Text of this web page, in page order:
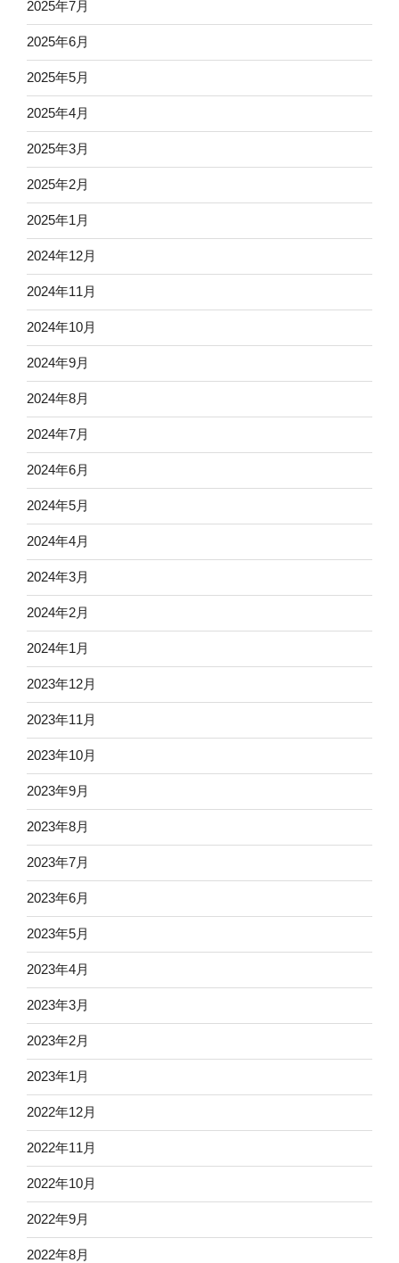
2025年7月
2025年6月
2025年5月
2025年4月
2025年3月
2025年2月
2025年1月
2024年12月
2024年11月
2024年10月
2024年9月
2024年8月
2024年7月
2024年6月
2024年5月
2024年4月
2024年3月
2024年2月
2024年1月
2023年12月
2023年11月
2023年10月
2023年9月
2023年8月
2023年7月
2023年6月
2023年5月
2023年4月
2023年3月
2023年2月
2023年1月
2022年12月
2022年11月
2022年10月
2022年9月
2022年8月